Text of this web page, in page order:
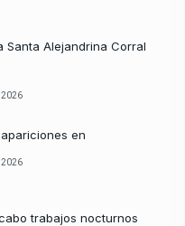
Santa Alejandrina Corral
2026
en
2026
trabajos nocturnos